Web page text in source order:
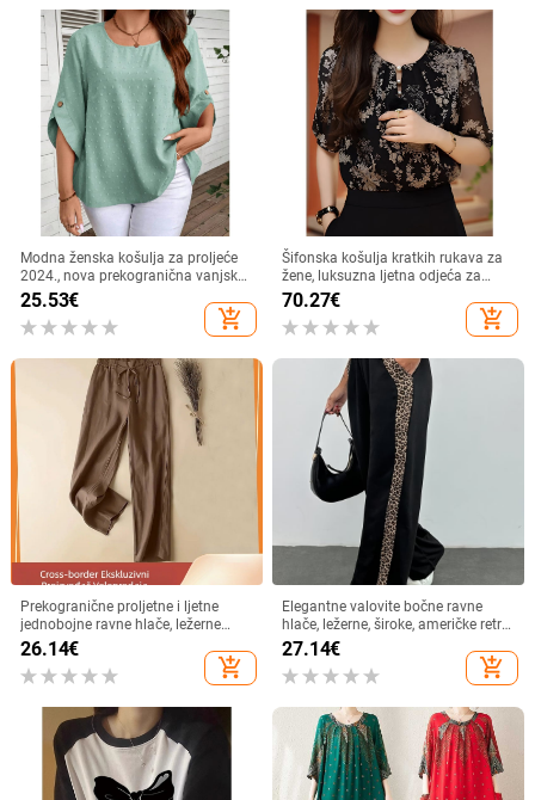
Modna ženska košulja za proljeće
2024., nova prekogranična vanjska
trgovina za Europu i Ameriku,
Amazon, elegantna jednobojna
majica s okruglim izrezom i sedam
25.53€
add_shopping_cart
Šifonska košulja kratkih rukava za
žene, luksuzna ljetna odjeća za
majke, široka i elegantna košulja,
vrhunski cvjetni top
70.27€
add_shopping_cart
Prekogranične proljetne i ljetne
jednobojne ravne hlače, ležerne
hlače s vezicama i visokim strukom,
ležerne široke hlače, široke, uske
ženske hlače
26.14€
add_shopping_cart
Elegantne valovite bočne ravne
hlače, ležerne, široke, američke retro
sportske ženske hlače, ležerne i
moderne
27.14€
add_shopping_cart